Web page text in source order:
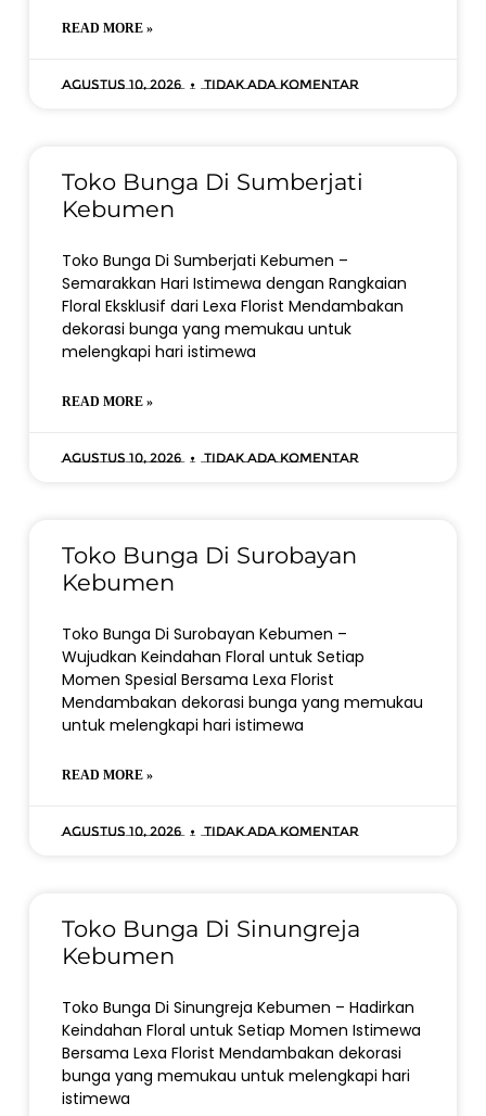
READ MORE »
Agustus 10, 2026 Tidak ada komentar
Toko Bunga Di Sumberjati
Kebumen
Toko Bunga Di Sumberjati Kebumen –
Semarakkan Hari Istimewa dengan Rangkaian
Floral Eksklusif dari Lexa Florist Mendambakan
dekorasi bunga yang memukau untuk
melengkapi hari istimewa
READ MORE »
Agustus 10, 2026 Tidak ada komentar
Toko Bunga Di Surobayan
Kebumen
Toko Bunga Di Surobayan Kebumen –
Wujudkan Keindahan Floral untuk Setiap
Momen Spesial Bersama Lexa Florist
Mendambakan dekorasi bunga yang memukau
untuk melengkapi hari istimewa
READ MORE »
Agustus 10, 2026 Tidak ada komentar
Toko Bunga Di Sinungreja
Kebumen
Toko Bunga Di Sinungreja Kebumen – Hadirkan
Keindahan Floral untuk Setiap Momen Istimewa
Bersama Lexa Florist Mendambakan dekorasi
bunga yang memukau untuk melengkapi hari
istimewa